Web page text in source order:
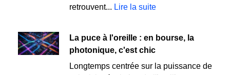
retrouvent... Lire la suite
La puce à l'oreille : en bourse, la
photonique, c'est chic
Longtemps centrée sur la puissance de